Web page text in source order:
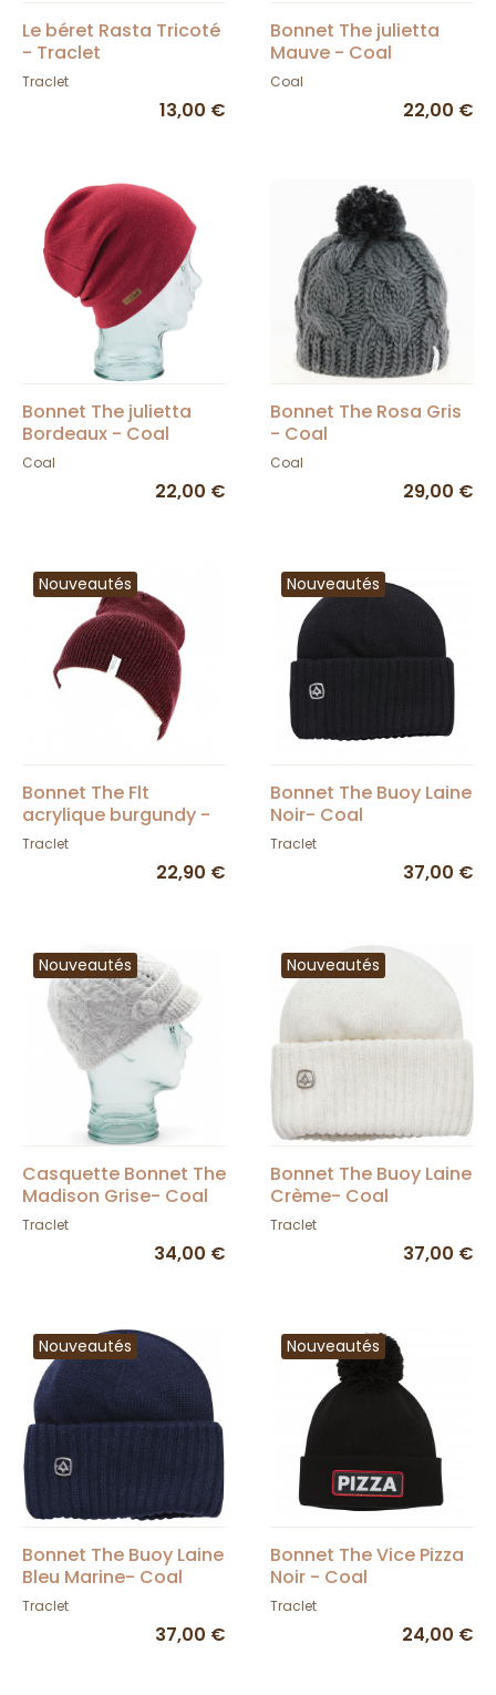
Le béret Rasta Tricoté
- Traclet
Traclet
13,00 €
Bonnet The julietta
Mauve - Coal
Coal
22,00 €
Bonnet The julietta
Bordeaux - Coal
Coal
22,00 €
Bonnet The Rosa Gris
- Coal
Coal
29,00 €
Nouveautés
Bonnet The Flt
acrylique burgundy -
Coal
Traclet
22,90 €
Nouveautés
Bonnet The Buoy Laine
Noir- Coal
Traclet
37,00 €
Nouveautés
Casquette Bonnet The
Madison Grise- Coal
Traclet
34,00 €
Nouveautés
Bonnet The Buoy Laine
Crème- Coal
Traclet
37,00 €
Nouveautés
Bonnet The Buoy Laine
Bleu Marine- Coal
Traclet
37,00 €
Nouveautés
Bonnet The Vice Pizza
Noir - Coal
Traclet
24,00 €